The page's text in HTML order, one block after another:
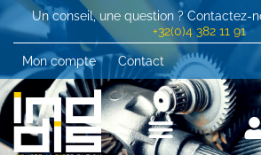
Un conseil, une question ? Contactez-
+32(0)4 382 11 91
Mon compte
Contact